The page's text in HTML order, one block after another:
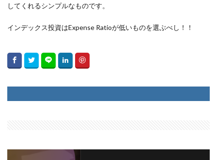
してくれるシンプルなものです。
インデックス投資はExpense Ratioが低いものを選ぶべし！！